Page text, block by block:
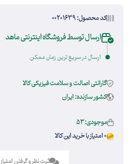
کد محصول: 00201639
ارسال توسط فروشگاه اینترنتی ماهد
ارسال در سریع ترین زمان ممکن
گارانتی اصالت و سلامت فیزیکی کالا
کشور سازنده: ایران
موجودی:53
0 امتیاز با خرید این کالا
ثبت نظر و گرفتن امتیاز